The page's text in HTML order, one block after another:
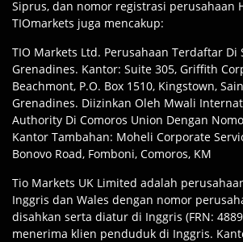
Siprus, dan nomor registrasi perusahaan
TIOmarkets juga mencakup:
TIO Markets Ltd. Perusahaan Terdaftar Di
Grenadines. Kantor: Suite 305, Griffith
Beachmont, P.O. Box 1510, Kingstown,
Grenadines. Diizinkan Oleh Mwali
Authority Di Comoros Union Dengan
Kantor Tambahan: Moheli Corporate
Bonovo Road, Fomboni, Comoros, KM
Tio Markets UK Limited adalah
Inggris dan Wales dengan nomor
disahkan serta diatur di Inggris (FRN:
menerima klien penduduk di Inggris.